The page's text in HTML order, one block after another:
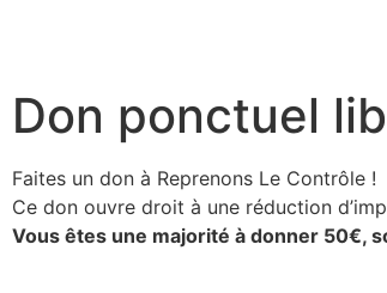
Don ponctuel
Faites un don à Reprenons Le Contrôle !
Ce don ouvre droit à une réduction
Vous êtes une majorité à donner 50€,